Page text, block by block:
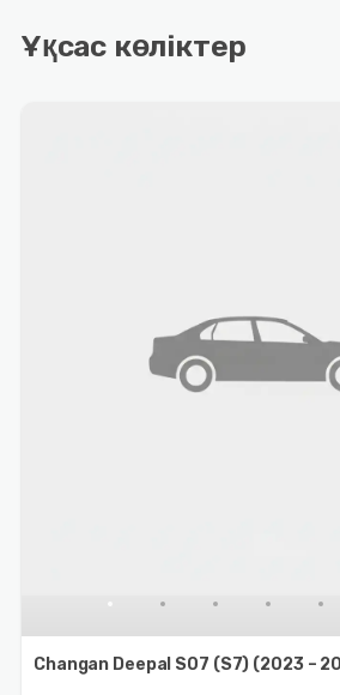
Ұқсас көліктер
Changan Deepal S07 (S7) (2023 –